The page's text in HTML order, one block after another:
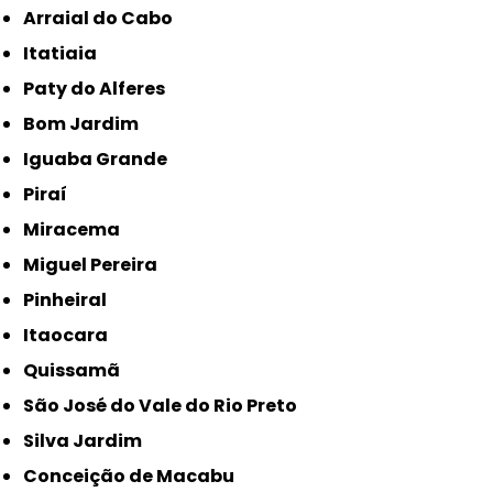
Arraial do Cabo
Itatiaia
Paty do Alferes
Bom Jardim
Iguaba Grande
Piraí
Miracema
Miguel Pereira
Pinheiral
Itaocara
Quissamã
São José do Vale do Rio Preto
Silva Jardim
Conceição de Macabu